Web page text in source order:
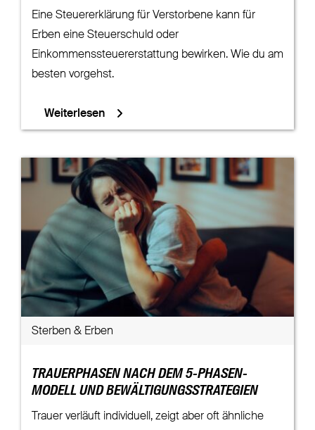
Eine Steuererklärung für Verstorbene kann für
Erben eine Steuerschuld oder
Einkommenssteuererstattung bewirken. Wie du am
besten vorgehst.
Weiterlesen
Sterben & Erben
TRAUERPHASEN NACH DEM 5-PHASEN-
MODELL UND BEWÄLTIGUNGSSTRATEGIEN
Trauer verläuft individuell, zeigt aber oft ähnliche